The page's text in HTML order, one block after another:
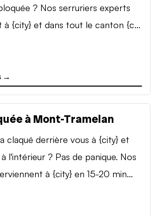
? Nos serruriers experts
à {city} et dans tout le canton {c...
→
à Mont-Tramelan
claqué derrière vous à {city} et
l'intérieur ? Pas de panique. Nos
à {city} en 15-20 min...